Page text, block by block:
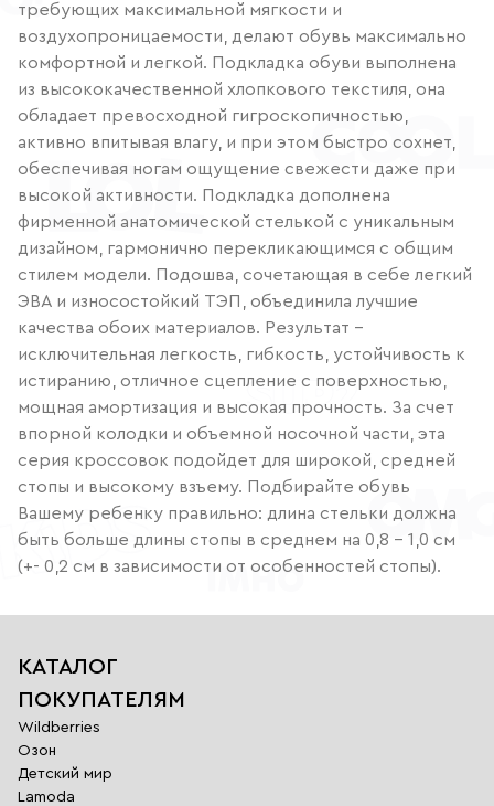
требующих максимальной мягкости и
воздухопроницаемости, делают обувь максимально
комфортной и легкой. Подкладка обуви выполнена
из высококачественной хлопкового текстиля, она
обладает превосходной гигроскопичностью,
активно впитывая влагу, и при этом быстро сохнет,
обеспечивая ногам ощущение свежести даже при
высокой активности. Подкладка дополнена
фирменной анатомической стелькой с уникальным
дизайном, гармонично перекликающимся с общим
стилем модели. Подошва, сочетающая в себе легкий
ЭВА и износостойкий ТЭП, объединила лучшие
качества обоих материалов. Результат -
исключительная легкость, гибкость, устойчивость к
истиранию, отличное сцепление с поверхностью,
мощная амортизация и высокая прочность. За счет
впорной колодки и объемной носочной части, эта
серия кроссовок подойдет для широкой, средней
стопы и высокому взъему. Подбирайте обувь
Вашему ребенку правильно: длина стельки должна
быть больше длины стопы в среднем на 0,8 – 1,0 см
(+- 0,2 см в зависимости от особенностей стопы).
КАТАЛОГ
ПОКУПАТЕЛЯМ
Wildberries
Озон
Детский мир
Lamoda